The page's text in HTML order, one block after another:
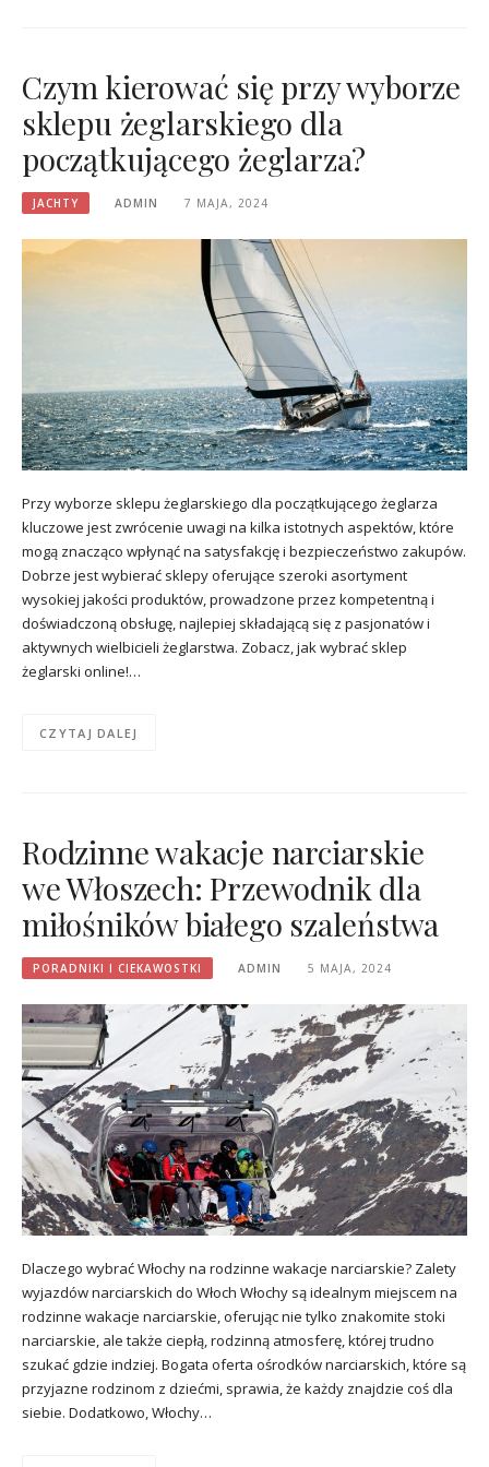
Czym kierować się przy wyborze
sklepu żeglarskiego dla
początkującego żeglarza?
JACHTY ADMIN 7 MAJA, 2024
Przy wyborze sklepu żeglarskiego dla początkującego żeglarza
kluczowe jest zwrócenie uwagi na kilka istotnych aspektów, które
mogą znacząco wpłynąć na satysfakcję i bezpieczeństwo zakupów.
Dobrze jest wybierać sklepy oferujące szeroki asortyment
wysokiej jakości produktów, prowadzone przez kompetentną i
doświadczoną obsługę, najlepiej składającą się z pasjonatów i
aktywnych wielbicieli żeglarstwa. Zobacz, jak wybrać sklep
żeglarski online!…
CZYTAJ DALEJ
Rodzinne wakacje narciarskie
we Włoszech: Przewodnik dla
miłośników białego szaleństwa
PORADNIKI I CIEKAWOSTKI ADMIN 5 MAJA, 2024
Dlaczego wybrać Włochy na rodzinne wakacje narciarskie? Zalety
wyjazdów narciarskich do Włoch Włochy są idealnym miejscem na
rodzinne wakacje narciarskie, oferując nie tylko znakomite stoki
narciarskie, ale także ciepłą, rodzinną atmosferę, której trudno
szukać gdzie indziej. Bogata oferta ośrodków narciarskich, które są
przyjazne rodzinom z dziećmi, sprawia, że każdy znajdzie coś dla
siebie. Dodatkowo, Włochy…